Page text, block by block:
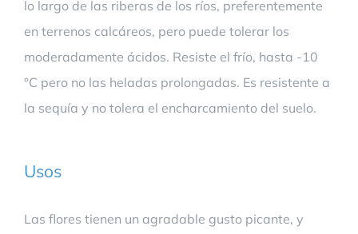
lo largo de las riberas de los ríos, preferentemente
en terrenos calcáreos, pero puede tolerar los
moderadamente ácidos. Resiste el frío, hasta -10
°C pero no las heladas prolongadas. Es resistente a
la sequía y no tolera el encharcamiento del suelo.
Usos
Las flores tienen un agradable gusto picante, y